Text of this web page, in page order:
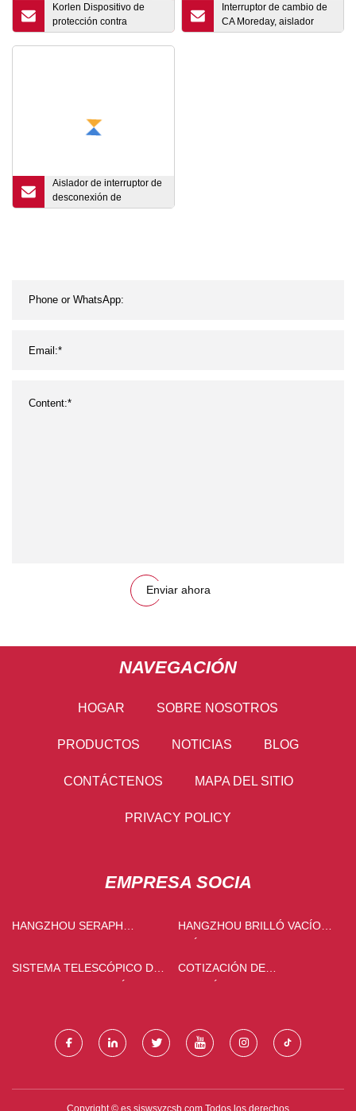
Korlen Dispositivo de
protección contra
sobretensiones SPD AC
275V Protector contra
Interruptor de cambio de
CA Moreday, aislador
giratorio, interruptor 32A
Aislador de interruptor de
desconexión de
aislamiento de CA
Enviar ahora
NAVEGACIÓN
HOGAR SOBRE NOSOTROS
PRODUCTOS NOTICIAS BLOG
CONTÁCTENOS MAPA DEL SITIO
PRIVACY POLICY
EMPRESA SOCIA
HANGZHOU SERAPH
CO., LTD.
HANGZHOU BRILLÓ VACÍO
LIMITADO.
SISTEMA TELESCÓPICO DE
FABRICANTES, FÁBRICA -
COTIZACIÓN DE
Copyright © es.sjswsyzcsb.com,Todos los derechos